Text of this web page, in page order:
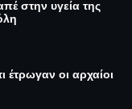
στην υγεία της
έτρωγαν οι αρχαίοι